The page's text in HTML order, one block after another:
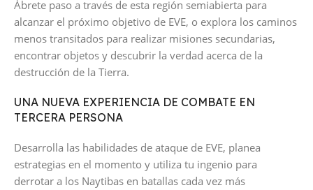
Ábrete paso a través de esta región semiabierta para
alcanzar el próximo objetivo de EVE, o explora los caminos
menos transitados para realizar misiones secundarias,
encontrar objetos y descubrir la verdad acerca de la
destrucción de la Tierra.
UNA NUEVA EXPERIENCIA DE COMBATE EN
TERCERA PERSONA
Desarrolla las habilidades de ataque de EVE, planea
estrategias en el momento y utiliza tu ingenio para
derrotar a los Naytibas en batallas cada vez más